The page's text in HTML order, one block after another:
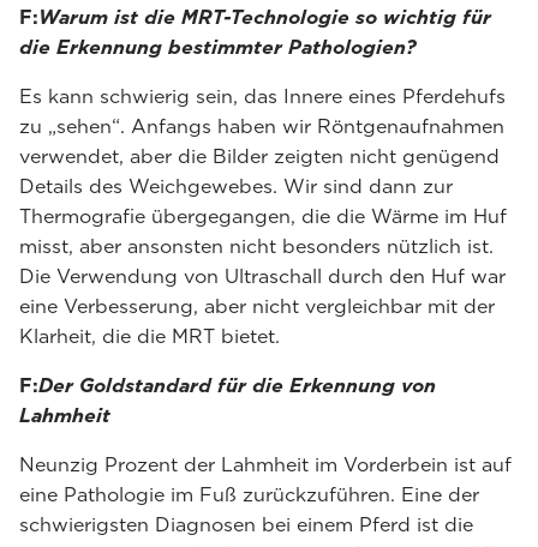
F:Warum ist die MRT-Technologie so wichtig für
die Erkennung bestimmter Pathologien?
Es kann schwierig sein, das Innere eines Pferdehufs
zu „sehen“. Anfangs haben wir Röntgenaufnahmen
verwendet, aber die Bilder zeigten nicht genügend
Details des Weichgewebes. Wir sind dann zur
Thermografie übergegangen, die die Wärme im Huf
misst, aber ansonsten nicht besonders nützlich ist.
Die Verwendung von Ultraschall durch den Huf war
eine Verbesserung, aber nicht vergleichbar mit der
Klarheit, die die MRT bietet.
F:Der Goldstandard für die Erkennung von
Lahmheit
Neunzig Prozent der Lahmheit im Vorderbein ist auf
eine Pathologie im Fuß zurückzuführen. Eine der
schwierigsten Diagnosen bei einem Pferd ist die